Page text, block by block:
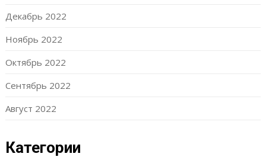
Декабрь 2022
Ноябрь 2022
Октябрь 2022
Сентябрь 2022
Август 2022
Категории